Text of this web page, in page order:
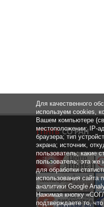
Для качественного
используем cookies,
Вашем компьютере
местоположении; IP-
браузера; тип
экрана; источник,
пользователь; какие
пользователь; эта же
для обработки
использования сайта
аналитики Google
Нажимая кнопку
подтверждаете то,